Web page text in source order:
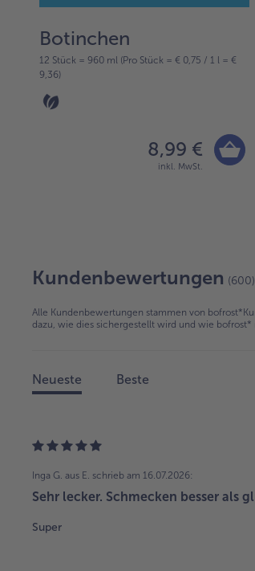
Botinchen
12 Stück = 960 ml (Pro Stück = € 0,75 / 1 l = €
9,36)
8,99 €
inkl. MwSt.
Kundenbewertungen (600)
Alle Kundenbewertungen stammen von
dazu, wie dies sichergestellt wird und wie
Neueste Beste
Inga G. aus E. schrieb am 16.07.2026:
Sehr lecker. Schmecken besser als
Super